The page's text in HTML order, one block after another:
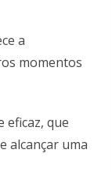
a
momentos
eficaz, que
alcançar uma